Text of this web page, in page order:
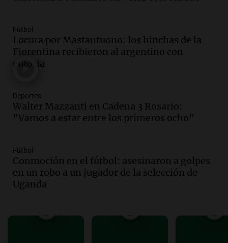
contrato entre cooperativa argentina y
Huawei en Neuquén
Panorama Federal
Episodios
la presencia de 70.000 bolivianos en la
provincia y su integración
Panorama Federal
recordó su paso por Perú: "Nos decía
siempre: ''Difundan el milagro''"
Viva la Radio
Episodios
más femicidios del país, según informe
Fútbol
Locura por Mastantuono: los hinchas de la
Fiorentina recibieron al argentino con
euforia
Deportes
Walter Mazzanti en Cadena 3 Rosario:
"Vamos a estar entre los primeros ocho"
Fútbol
Conmoción en el fútbol: asesinaron a golpes
en un robo a un jugador de la selección de
Uganda